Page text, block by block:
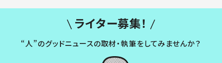
ライター募集！
“人”のグッドニュースの取材・執筆をしてみませんか？